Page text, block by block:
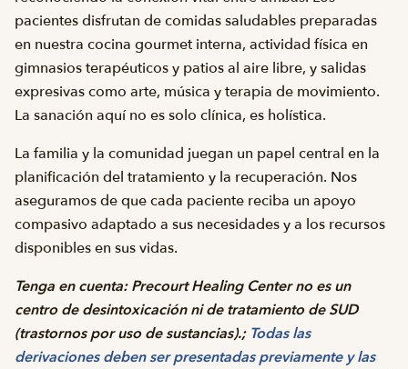
pacientes disfrutan de comidas saludables preparadas
en nuestra cocina gourmet interna, actividad física en
gimnasios terapéuticos y patios al aire libre, y salidas
expresivas como arte, música y terapia de movimiento.
La sanación aquí no es solo clínica, es holística.
La familia y la comunidad juegan un papel central en la
planificación del tratamiento y la recuperación. Nos
aseguramos de que cada paciente reciba un apoyo
compasivo adaptado a sus necesidades y a los recursos
disponibles en sus vidas.
Tenga en cuenta: Precourt Healing Center no es un
centro de desintoxicación ni de tratamiento de SUD
(trastornos por uso de sustancias).; Todas las
derivaciones deben ser presentadas previamente y las